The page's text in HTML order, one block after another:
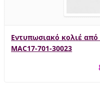
Εντυπωσιακό κολιέ
MAC17-701-30023